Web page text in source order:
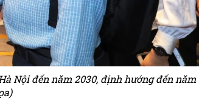
Nội đến năm 2030, định hướng đến năm